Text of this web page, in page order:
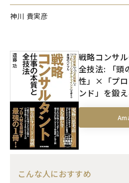
神川 貴実彦
戦略コンサ
全技法: 「頭
性」×「プロ
ンド」を鍛
こんな人におすすめ